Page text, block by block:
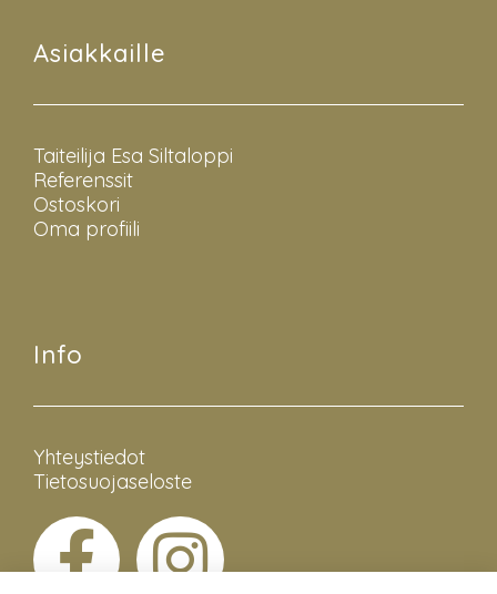
Asiakkaille
Taiteilija Esa Siltaloppi
Referenssit
Ostoskori
Oma profiili
Info
Yhteystiedot
Tietosuojaseloste